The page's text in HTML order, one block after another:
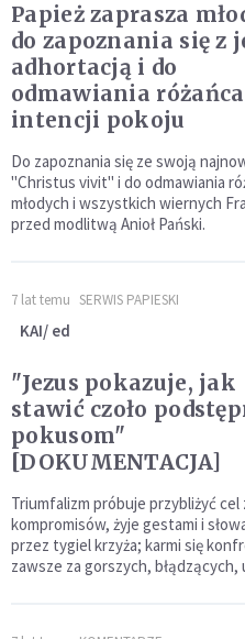
Papież zaprasza
do zapoznania się z
adhortacją i do
odmawiania
intencji pokoju
Do zapoznania się ze swoją
"Christus vivit" i do odmawiania
młodych i wszystkich wiernych
przed modlitwą Anioł Pański.
7 lat temu SERWIS PAPIESKI
KAI/ ed
"Jezus pokazuje, jak
stawić czoło
pokusom"
[DOKUMENTACJA]
Triumfalizm próbuje przybliżyć
kompromisów, żyje gestami i
przez tygiel krzyża; karmi się
zawsze za gorszych, błądzących,